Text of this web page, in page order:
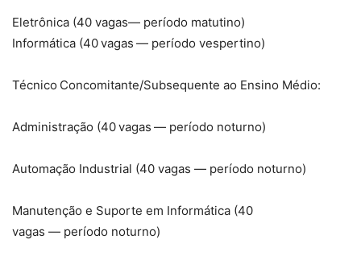
Eletrônica (40 vagas— período matutino)
Informática (40 vagas — período vespertino)
Técnico Concomitante/Subsequente ao Ensino Médio:
Administração (40 vagas — período noturno)
Automação Industrial (40 vagas — período noturno)
Manutenção e Suporte em Informática (40
vagas — período noturno)